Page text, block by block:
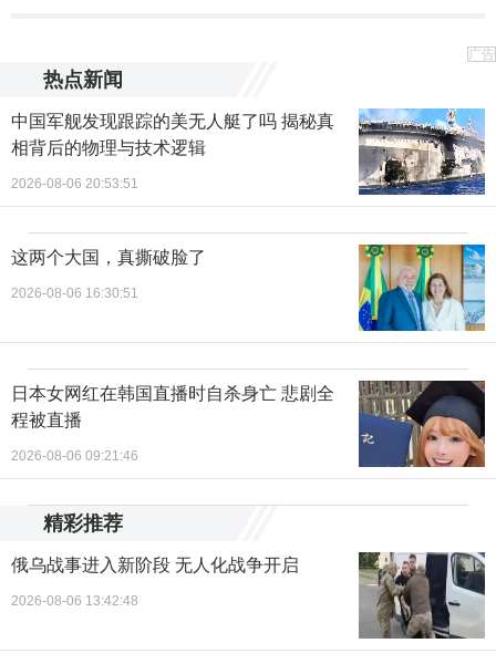
广告
热点新闻
中国军舰发现跟踪的美无人艇了吗 揭秘真
相背后的物理与技术逻辑
2026-08-06 20:53:51
这两个大国，真撕破脸了
2026-08-06 16:30:51
日本女网红在韩国直播时自杀身亡 悲剧全
程被直播
2026-08-06 09:21:46
精彩推荐
俄乌战事进入新阶段 无人化战争开启
2026-08-06 13:42:48